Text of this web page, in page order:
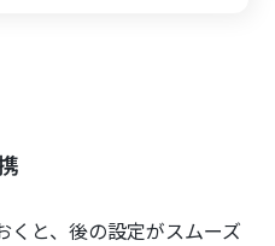
くと、後の設定がスムーズ